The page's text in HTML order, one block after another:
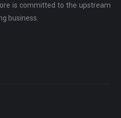
is committed to the upstream
business.